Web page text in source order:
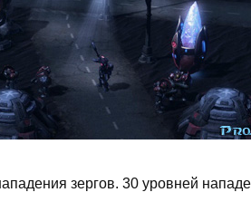
зергов. 30 уровней